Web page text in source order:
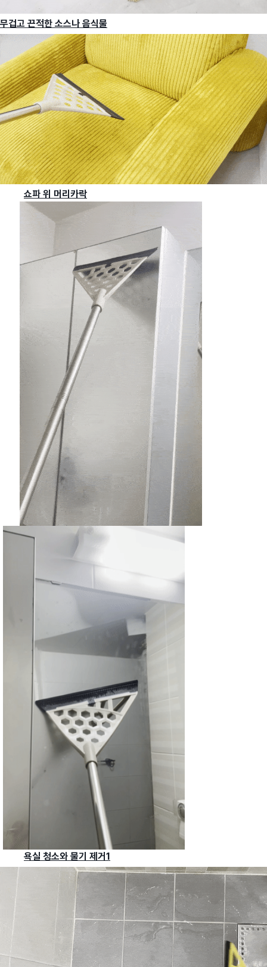
무겁고 끈적한 소스나 음식물
쇼파 위 머리카락
욕실 청소와 물기 제거1